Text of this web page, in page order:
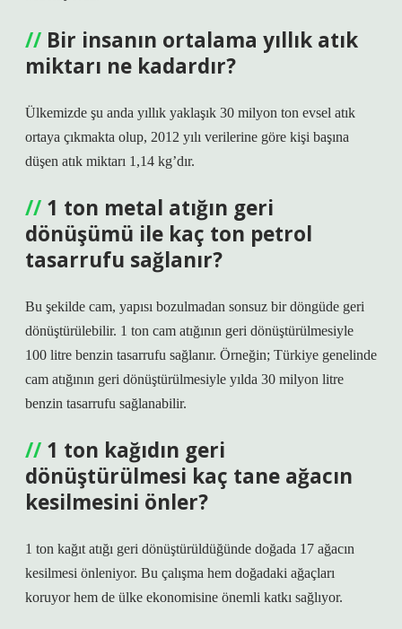
Bir insanın ortalama yıllık atık
miktarı ne kadardır?
Ülkemizde şu anda yıllık yaklaşık 30 milyon ton evsel atık
ortaya çıkmakta olup, 2012 yılı verilerine göre kişi başına
düşen atık miktarı 1,14 kg’dır.
1 ton metal atığın geri
dönüşümü ile kaç ton petrol
tasarrufu sağlanır?
Bu şekilde cam, yapısı bozulmadan sonsuz bir döngüde geri
dönüştürülebilir. 1 ton cam atığının geri dönüştürülmesiyle
100 litre benzin tasarrufu sağlanır. Örneğin; Türkiye genelinde
cam atığının geri dönüştürülmesiyle yılda 30 milyon litre
benzin tasarrufu sağlanabilir.
1 ton kağıdın geri
dönüştürülmesi kaç tane ağacın
kesilmesini önler?
1 ton kağıt atığı geri dönüştürüldüğünde doğada 17 ağacın
kesilmesi önleniyor. Bu çalışma hem doğadaki ağaçları
koruyor hem de ülke ekonomisine önemli katkı sağlıyor.